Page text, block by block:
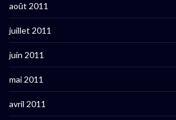
août 2011
juillet 2011
juin 2011
mai 2011
avril 2011